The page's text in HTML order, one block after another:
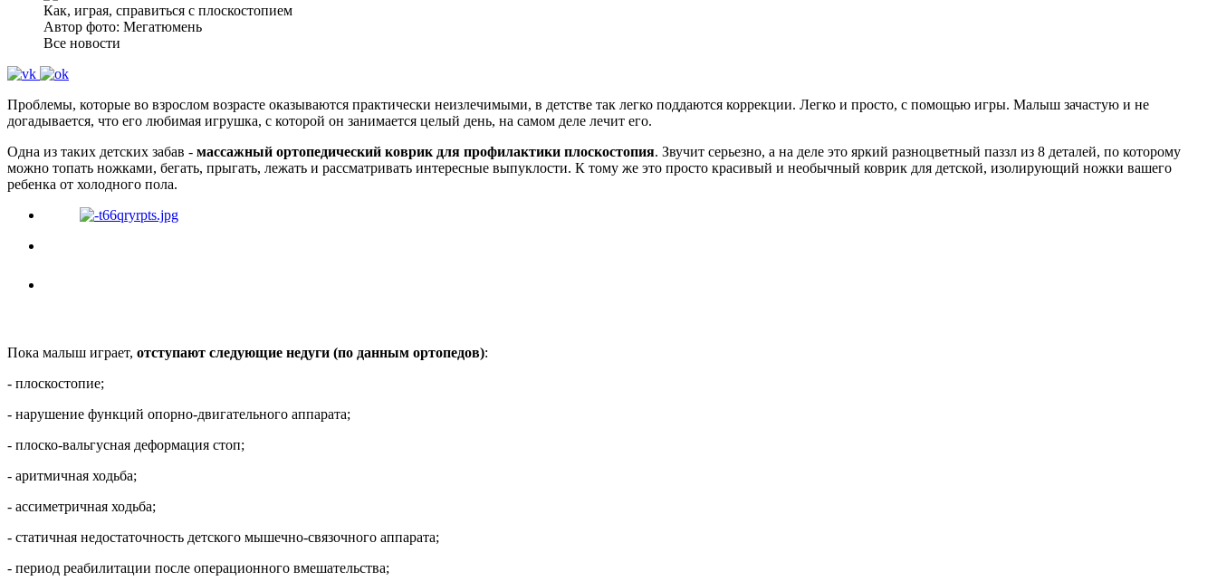
Как, играя, справиться с плоскостопием
Автор фото: Мегатюмень
Все новости
Проблемы, которые во взрослом возрасте оказываются практически неизлечимыми, в детстве так легко поддаются коррекции. Легко и просто, с помощью игры. Малыш зачастую и не
догадывается, что его любимая игрушка, с которой он занимается целый день, на самом деле лечит его.
Одна из таких детских забав - массажный ортопедический коврик для профилактики плоскостопия. Звучит серьезно, а на деле это яркий разноцветный паззл из 8 деталей, по которому
можно топать ножками, бегать, прыгать, лежать и рассматривать интересные выпуклости. К тому же это просто красивый и необычный коврик для детской, изолирующий ножки вашего
ребенка от холодного пола.
Пока малыш играет, отступают следующие недуги (по данным ортопедов):
- плоскостопие;
- нарушение функций опорно-двигательного аппарата;
- плоско-вальгусная деформация стоп;
- аритмичная ходьба;
- ассиметричная ходьба;
- статичная недостаточность детского мышечно-связочного аппарата;
- период реабилитации после операционного вмешательства;